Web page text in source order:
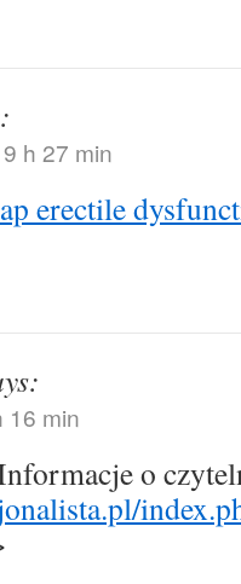
h 27 min
erectile
16 min
o